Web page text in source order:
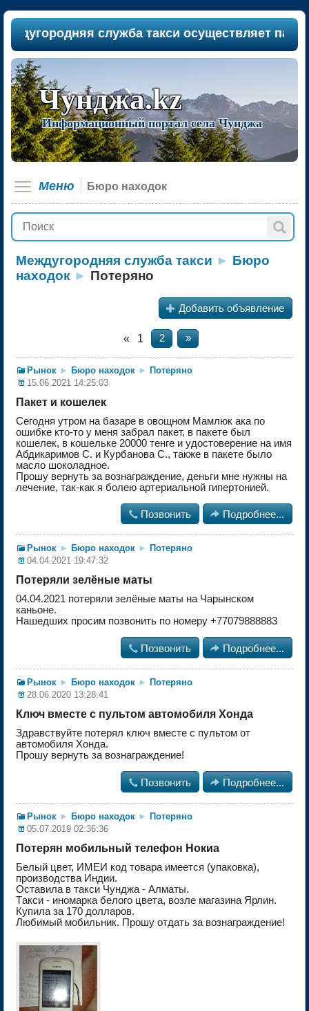
служба такси осуществляет
Чунджа.kz
Информационный портал села Чунджа
Меню Бюро находок
Междугородняя служба такси ► Бюро
находок ► Потеряно
+ Добавить объявление
« 1 2 »
Рынок ► Бюро находок ► Потеряно
15.06.2021 14:25:03
Пакет и кошелек
Сегодня утром на базаре в овощном Мамлюк ака по
ошибке кто-то у меня забрал пакет, в пакете был
кошелек, в кошельке 20000 тенге и удостоверение на имя
Абдикаримов С. и Курбанова С., также в пакете было
масло шоколадное.
Прошу вернуть за вознаграждение, деньги мне нужны на
лечение, так-как я болею артериальной гипертонией.
 Позвонить  Подробнее...
Рынок ► Бюро находок ► Потеряно
04.04.2021 19:47:32
Потеряли зелёные маты
04.04.2021 потеряли зелёные маты на Чарынском
каньоне.
Нашедших просим позвонить по номеру +77079888883
 Позвонить  Подробнее...
Рынок ► Бюро находок ► Потеряно
28.06.2020 13:28:41
Ключ вместе с пультом автомобиля Хонда
Здравствуйте потерял ключ вместе с пультом от
автомобиля Хонда.
Прошу вернуть за вознаграждение!
 Позвонить  Подробнее...
Рынок ► Бюро находок ► Потеряно
05.07.2019 02:36:36
Потерян мобильный телефон Нокиа
Белый цвет, ИМЕИ код товара имеется (упаковка),
производства Индии.
Оставила в тaкcи Чунджа - Алматы.
Тaкcи - иномарка белого цвета, возле магазина Ярлин.
Купила за 170 долларов.
Любимый мобильник. Прошу отдать за вознаграждение!